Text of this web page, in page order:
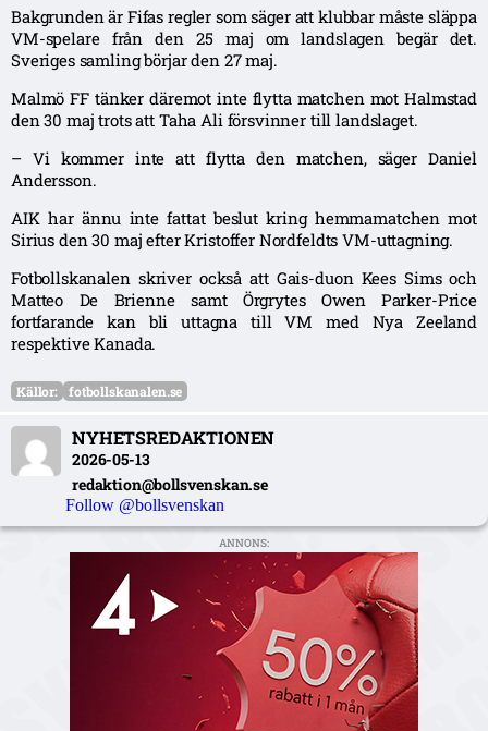
Bakgrunden är Fifas regler som säger att klubbar måste släppa
VM-spelare från den 25 maj om landslagen begär det.
Sveriges samling börjar den 27 maj.
Malmö FF tänker däremot inte flytta matchen mot Halmstad
den 30 maj trots att Taha Ali försvinner till landslaget.
– Vi kommer inte att flytta den matchen, säger Daniel
Andersson.
AIK har ännu inte fattat beslut kring hemmamatchen mot
Sirius den 30 maj efter Kristoffer Nordfeldts VM-uttagning.
Fotbollskanalen skriver också att Gais-duon Kees Sims och
Matteo De Brienne samt Örgrytes Owen Parker-Price
fortfarande kan bli uttagna till VM med Nya Zeeland
respektive Kanada.
Källor: fotbollskanalen.se
NYHETSREDAKTIONEN
2026-05-13
redaktion@bollsvenskan.se
Follow @bollsvenskan
ANNONS: